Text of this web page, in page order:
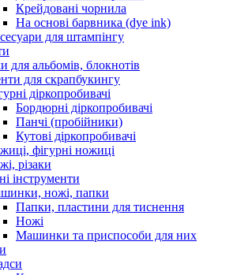
Крейдовані чорнила
На основі барвника (dye ink)
для штампінгу
для альбомів, блокнотів
для скрапбукингу
діркопробивачі
Бордюрні діркопробивачі
Панчі (пробійники)
Кутові діркопробивачі
фігурні ножиці
різаки
інструменти
ножі, папки
Папки, пластини для тиснення
Ножі
Машинки та приспособи для них